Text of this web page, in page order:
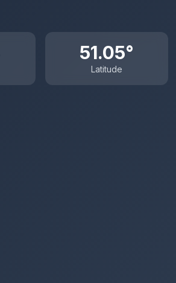
51.05°
Latitude